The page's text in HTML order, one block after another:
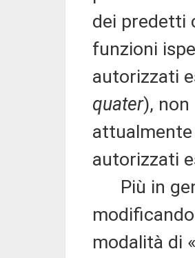
dei predetti
funzioni
autorizzati
quater),
autorizzati
Più in
modalità di